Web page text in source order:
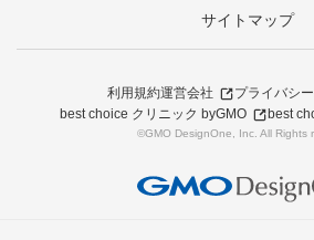
サイトマップ
利用規約運営会社
プライバシ
best choice クリニック byGMO
best
©GMO DesignOne, Inc. All Rights